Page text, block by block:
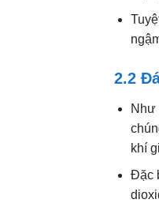
2.2
Như
khí
Đặc